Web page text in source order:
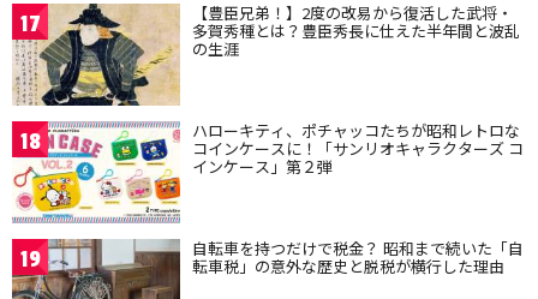
17 【豊臣兄弟！】2度の改易から復活した武将・
多賀秀種とは？豊臣秀長に仕えた半年間と波乱
の生涯
18 ハローキティ、ポチャッコたちが昭和レトロな
コインケースに！「サンリオキャラクターズ コ
インケース」第２弾
19 自転車を持つだけで税金？ 昭和まで続いた「自
転車税」の意外な歴史と脱税が横行した理由